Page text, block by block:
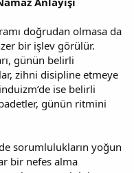
doğrudan olmasa da
bir işlev görülür.
günün belirli
zihni disipline etmeye
ise belirli
günün ritmini
sorumlulukların yoğun
bir nefes alma